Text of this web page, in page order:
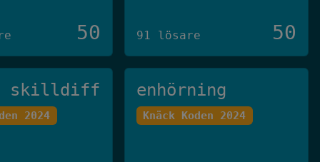
50 91 lösare 50
skilldiff
2024
enhörning
Knäck Koden 2024